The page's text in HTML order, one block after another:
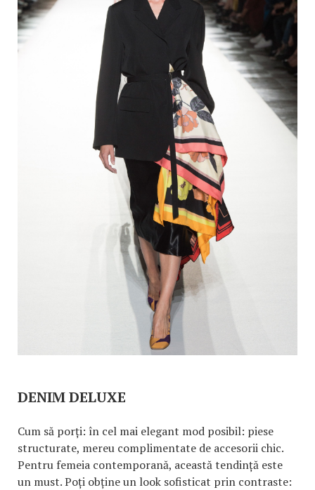
DENIM DELUXE
Cum să porți: în cel mai elegant mod posibil: piese
structurate, mereu complimentate de accesorii chic.
Pentru femeia contemporană, această tendință este
un must. Poți obține un look sofisticat prin contraste: